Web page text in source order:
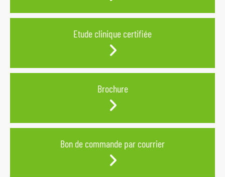
Etude clinique certifiée
Brochure
Bon de commande par courrier